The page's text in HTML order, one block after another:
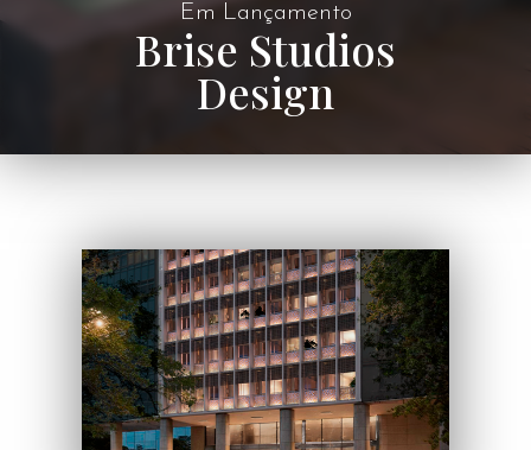
Em Lançamento
Brise Studios
Design